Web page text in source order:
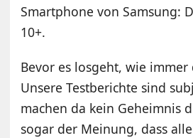
Smartphone von Samsung:
10+.
Bevor es losgeht, wie immer
Unsere Testberichte sind
machen da kein Geheimnis
sogar der Meinung, dass